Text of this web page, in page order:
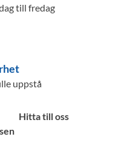
till fredag
uppstå
Hitta till oss